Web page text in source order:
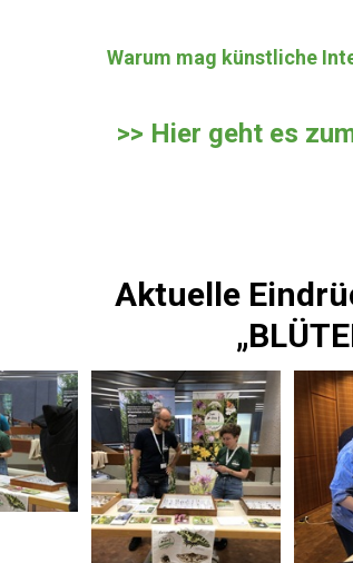
Warum mag künstliche
>> Hier geht es
Aktuelle